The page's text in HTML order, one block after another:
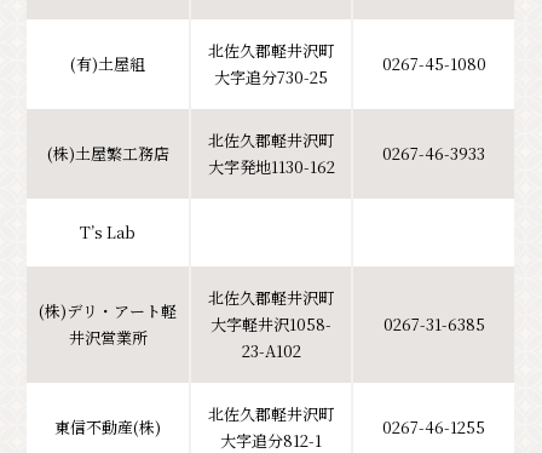
(有)土屋組
北佐久郡軽井沢町
大字追分730-25
0267-45-1080
(株)土屋繁工務店
北佐久郡軽井沢町
大字発地1130-162
0267-46-3933
T’s Lab
(株)デリ・アート軽
井沢営業所
北佐久郡軽井沢町
大字軽井沢1058-
23-A102
0267-31-6385
東信不動産(株)
北佐久郡軽井沢町
大字追分812-1
0267-46-1255